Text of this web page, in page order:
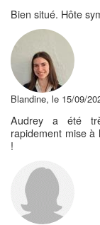
Bien situé. Hôte
Blandine, le 15/09/
Audrey a été
rapidement mise
!